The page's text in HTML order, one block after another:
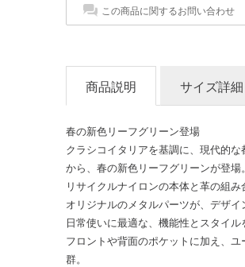
この商品に関するお問い合わせ
商品説明 サイズ詳細
春の新色リーフグリーン登場
クラシコイタリアを基調に、現代的
から、春の新色リーフグリーンが登場。
リサイクルナイロンの本体と革の組
オリジナルのメタルパーツが、デザイ
日常使いに最適な、機能性とスタイル
フロントや背面のポケットに加え、
群。